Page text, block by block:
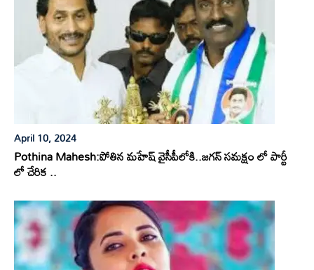
April 10, 2024
Pothina Mahesh:పోతిన మహేష్ వైసీపీలోకి..జగన్ సమక్షం లో పార్టీ
లో చేరిక ..